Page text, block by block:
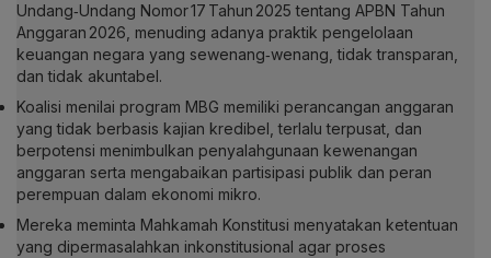
Undang‑Undang Nomor 17 Tahun 2025 tentang APBN Tahun
Anggaran 2026, menuding adanya praktik pengelolaan
keuangan negara yang sewenang‑wenang, tidak transparan,
dan tidak akuntabel.
Koalisi menilai program MBG memiliki perancangan anggaran
yang tidak berbasis kajian kredibel, terlalu terpusat, dan
berpotensi menimbulkan penyalahgunaan kewenangan
anggaran serta mengabaikan partisipasi publik dan peran
perempuan dalam ekonomi mikro.
Mereka meminta Mahkamah Konstitusi menyatakan ketentuan
yang dipermasalahkan inkonstitusional agar proses